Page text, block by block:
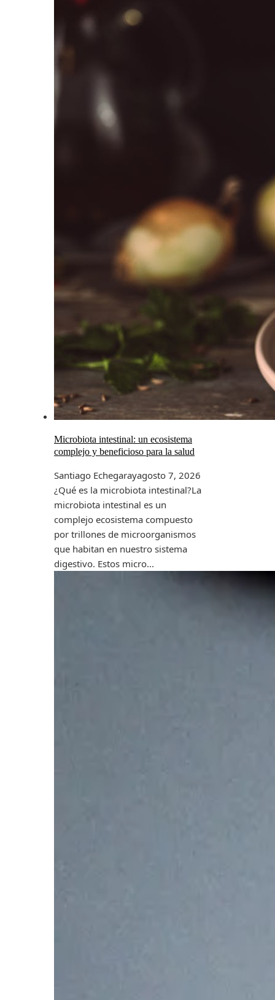
Microbiota intestinal: un ecosistema
complejo y beneficioso para la salud
Santiago Echegarayagosto 7, 2026
¿Qué es la microbiota intestinal?La
microbiota intestinal es un
complejo ecosistema compuesto
por trillones de microorganismos
que habitan en nuestro sistema
digestivo. Estos micro...